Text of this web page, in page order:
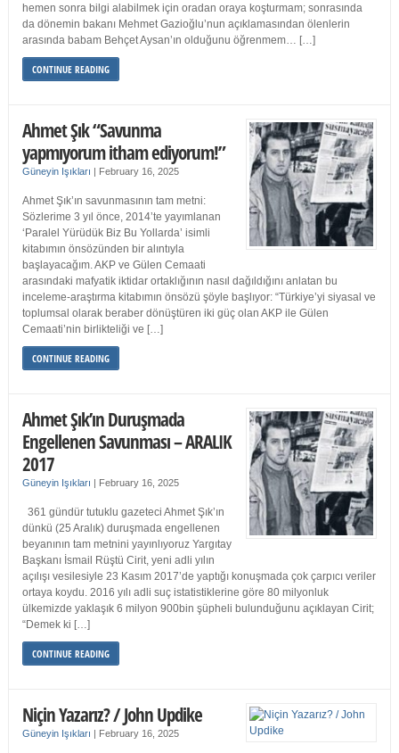
hemen sonra bilgi alabilmek için oradan oraya koşturmam; sonrasında
da dönemin bakanı Mehmet Gazioğlu’nun açıklamasından ölenlerin
arasında babam Behçet Aysan’ın olduğunu öğrenmem… […]
CONTINUE READING
Ahmet Şık “Savunma
yapmıyorum itham ediyorum!”
Güneyin Işıkları | February 16, 2025
Ahmet Şık’ın savunmasının tam metni:
Sözlerime 3 yıl önce, 2014’te yayımlanan
‘Paralel Yürüdük Biz Bu Yollarda’ isimli
kitabımın önsözünden bir alıntıyla
başlayacağım. AKP ve Gülen Cemaati
arasındaki mafyatik iktidar ortaklığının nasıl dağıldığını anlatan bu
inceleme-araştırma kitabımın önsözü şöyle başlıyor: “Türkiye’yi siyasal ve
toplumsal olarak beraber dönüştüren iki güç olan AKP ile Gülen
Cemaati’nin birlikteliği ve […]
CONTINUE READING
Ahmet Şık’ın Duruşmada
Engellenen Savunması – ARALIK
2017
Güneyin Işıkları | February 16, 2025
361 gündür tutuklu gazeteci Ahmet Şık’ın
dünkü (25 Aralık) duruşmada engellenen
beyanının tam metnini yayınlıyoruz Yargıtay
Başkanı İsmail Rüştü Cirit, yeni adli yılın
açılışı vesilesiyle 23 Kasım 2017’de yaptığı konuşmada çok çarpıcı veriler
ortaya koydu. 2016 yılı adli suç istatistiklerine göre 80 milyonluk
ülkemizde yaklaşık 6 milyon 900bin şüpheli bulunduğunu açıklayan Cirit;
“Demek ki […]
CONTINUE READING
Niçin Yazarız? / John Updike
Güneyin Işıkları | February 16, 2025